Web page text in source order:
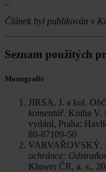
Článek byl publikován v
Seznam použitých
Monografie
JIRSA, J. a kol.
komentář. Kniha V.
vydání, Praha:
80-87109-50
VARVAŘOVSKÝ,
ochránce:
Kluwer ČR, a. s.,